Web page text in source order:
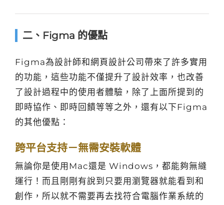
二、Figma 的優點
Figma為設計師和網頁設計公司帶來了許多實用
的功能，這些功能不僅提升了設計效率，也改善
了設計過程中的使用者體驗，除了上面所提到的
即時協作、即時回饋等等之外，還有以下Figma
的其他優點：
跨平台支持－無需安裝軟體
無論你是使用Mac還是 Windows，都能夠無縫
運行！而且剛剛有說到只要用瀏覽器就能看到和
創作，所以就不需要再去找符合電腦作業系統的